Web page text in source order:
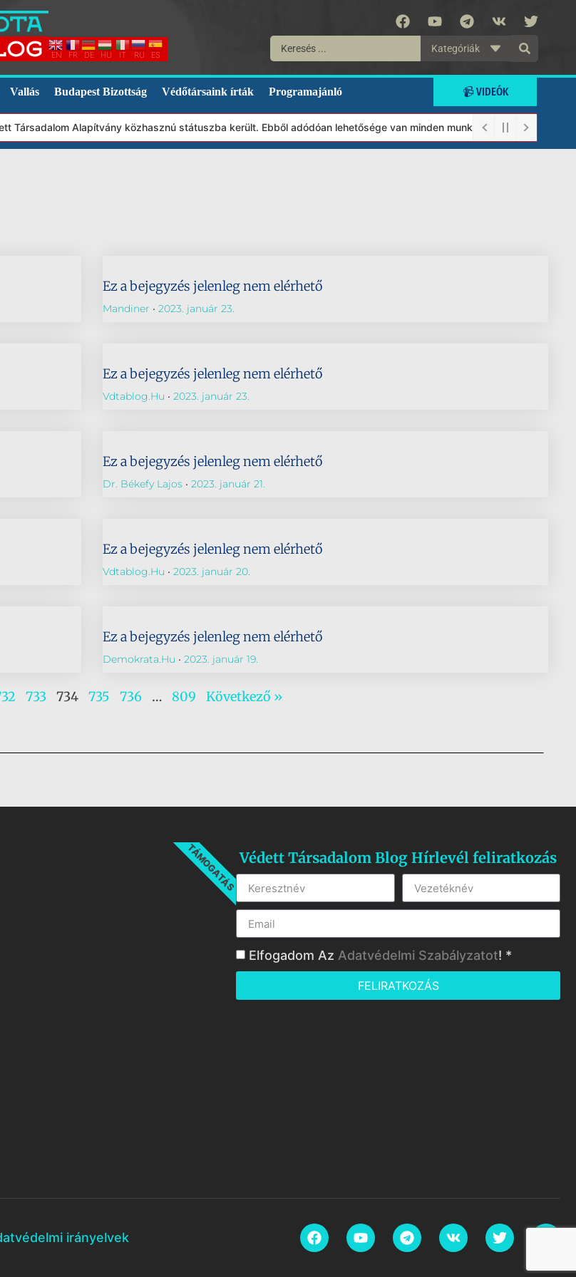
EN FR DE HU IT RU ES
Kategóriák
Vallás Budapest Bizottság Védőtársaink írták Programajánló 📹 VIDEÓK
Alapítvány közhasznú státuszba került. Ebből adódóan lehetősége van minden munkánkat segíteni
Ez a bejegyzés jelenleg nem elérhető
Mandiner 2023. január 23.
Ez a bejegyzés jelenleg nem elérhető
Vdtablog.hu 2023. január 23.
Ez a bejegyzés jelenleg nem elérhető
Dr. Békefy Lajos 2023. január 21.
Ez a bejegyzés jelenleg nem elérhető
Vdtablog.hu 2023. január 20.
Ez a bejegyzés jelenleg nem elérhető
Demokrata.hu 2023. január 19.
733 734 735 736 … 809 Következő »
TÁMOGATÁSVédett Társadalom Blog Hírlevél feliratkozás
Elfogadom Az Adatvédelmi Szabályzatot! *
FELIRATKOZÁS
irányelvek